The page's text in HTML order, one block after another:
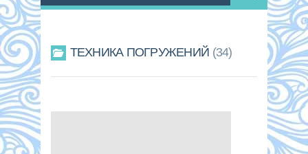
ТЕХНИКА ПОГРУЖЕНИЙ 34